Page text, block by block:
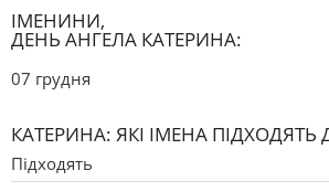
ІМЕНИНИ,
ДЕНЬ АНГЕЛА КАТЕРИНА:
07 грудня
КАТЕРИНА: ЯКІ ІМЕНА
Підходять